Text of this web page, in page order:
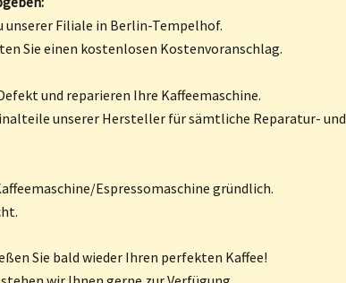
unserer Filiale in Berlin-Tempelhof.
Sie einen kostenlosen Kostenvoranschlag.
und reparieren Ihre Kaffeemaschine.
unserer Hersteller für sämtliche Reparatur- und
Espressomaschine gründlich.
Sie bald wieder Ihren perfekten Kaffee!